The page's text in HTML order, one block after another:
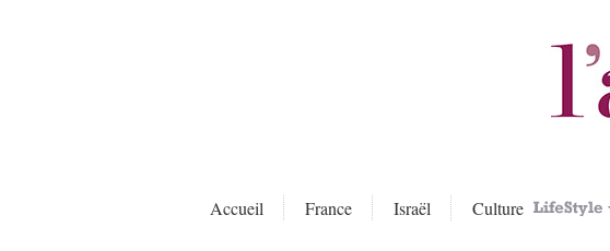
Accueil France Israël Culture